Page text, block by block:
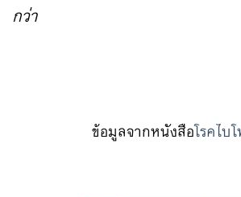
กว่า
ข้อมูลจากหนังสือโรคไบ